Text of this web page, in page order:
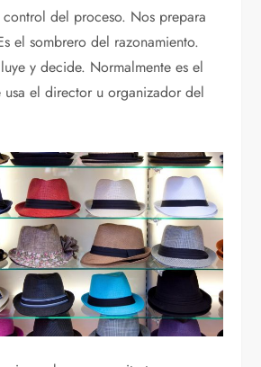
del proceso. Nos prepara
el sombrero del razonamiento.
y decide. Normalmente es el
usa el director u organizador del